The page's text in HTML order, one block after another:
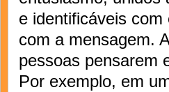
e identificáveis
com a mensagem.
pessoas pensarem
Por exemplo, em